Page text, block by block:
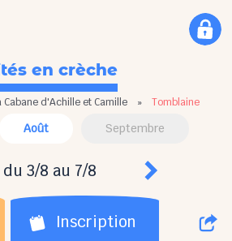
en crèche
Cabane d'Achille et Camille » Tomblaine
Août Septembre
du 3/8 au 7/8
Inscription